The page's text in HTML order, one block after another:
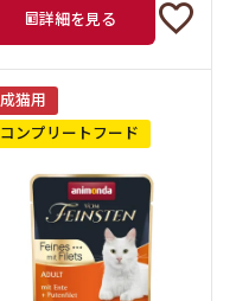
詳細を見る
成猫用
コンプリートフード